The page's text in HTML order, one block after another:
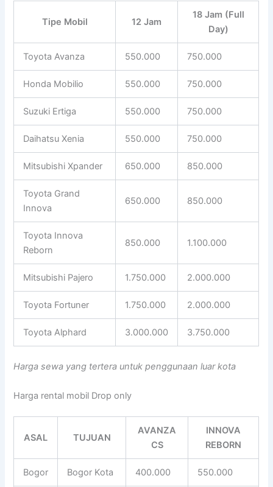
Tipe Mobil 12 Jam
18 Jam (Full
Day)
Toyota Avanza 550.000 750.000
Honda Mobilio 550.000 750.000
Suzuki Ertiga 550.000 750.000
Daihatsu Xenia 550.000 750.000
Mitsubishi Xpander 650.000 850.000
Toyota Grand
Innova
650.000 850.000
Toyota Innova
Reborn
850.000 1.100.000
Mitsubishi Pajero 1.750.000 2.000.000
Toyota Fortuner 1.750.000 2.000.000
Toyota Alphard 3.000.000 3.750.000
Harga sewa yang tertera untuk penggunaan luar kota
Harga rental mobil Drop only
ASAL TUJUAN
AVANZA
CS
INNOVA
REBORN
Bogor Bogor Kota 400.000 550.000